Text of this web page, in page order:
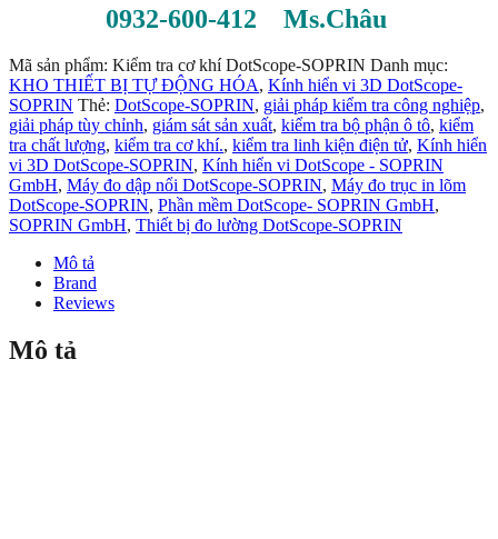
0932-600-412 Ms.Châu
Mã sản phẩm: Kiểm tra cơ khí DotScope-SOPRIN Danh mục:
KHO THIẾT BỊ TỰ ĐỘNG HÓA, Kính hiển vi 3D DotScope-
SOPRIN Thẻ: DotScope-SOPRIN, giải pháp kiểm tra công nghiệp,
giải pháp tùy chỉnh, giám sát sản xuất, kiểm tra bộ phận ô tô, kiểm
tra chất lượng, kiểm tra cơ khí., kiểm tra linh kiện điện tử, Kính hiển
vi 3D DotScope-SOPRIN, Kính hiển vi DotScope - SOPRIN
GmbH, Máy đo dập nổi DotScope-SOPRIN, Máy đo trục in lõm
DotScope-SOPRIN, Phần mềm DotScope- SOPRIN GmbH,
SOPRIN GmbH, Thiết bị đo lường DotScope-SOPRIN
Mô tả
Brand
Reviews
Mô tả